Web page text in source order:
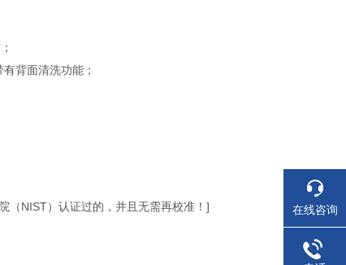
背面清洗功能；
（NIST）认证过的，并且无需再校准！]
在线咨询